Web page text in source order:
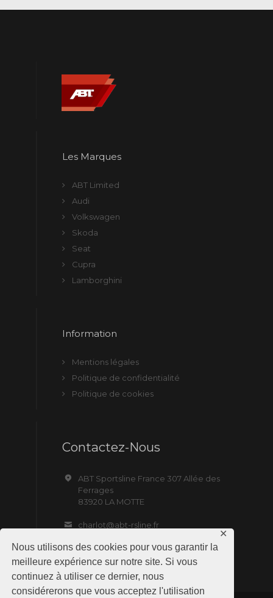
Nous utilisons des cookies pour vous garantir la
meilleure expérience sur notre site. Si vous
continuez à utiliser ce dernier, nous
considérerons que vous acceptez l'utilisation
✕
Les Marques
ABT Limited
Audi
Volkswagen
Skoda
Seat
Cupra
Lamborghini
Information
Mentions légales
Politique de confidentialité
Politique de cookies
Contactez-Nous
ABT Sportsline France 307 Allée des
Ferrages
83920 LA MOTTE
charlot@abt-rsline.fr